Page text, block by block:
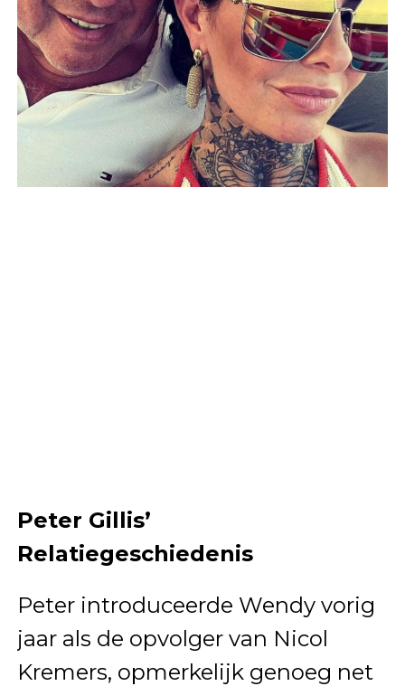
Peter Gillis’
Relatiegeschiedenis
Peter introduceerde Wendy vorig
jaar als de opvolger van Nicol
Kremers, opmerkelijk genoeg net